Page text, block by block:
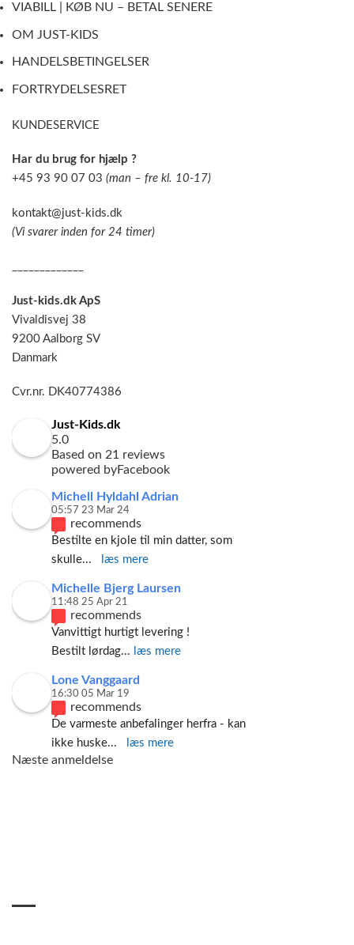
VIABILL | KØB NU – BETAL SENERE
OM JUST-KIDS
HANDELSBETINGELSER
FORTRYDELSESRET
KUNDESERVICE
Har du brug for hjælp ?
+45 93 90 07 03 (man – fre kl. 10-17)
kontakt@just-kids.dk
(Vi svarer inden for 24 timer)
Just-kids.dk ApS
Vivaldisvej 38
9200 Aalborg SV
Danmark
Cvr.nr. DK40774386
Just-Kids.dk
5.0
Based on 21 reviews
powered byFacebook
Michell Hyldahl Adrian
05:57 23 Mar 24
recommends
Bestilte en kjole til min datter, som
skulle... læs mere
Michelle Bjerg Laursen
11:48 25 Apr 21
recommends
Vanvittigt hurtigt levering !
Bestilt lørdag... læs mere
Lone Vanggaard
16:30 05 Mar 19
recommends
De varmeste anbefalinger herfra - kan
ikke huske... læs mere
Næste anmeldelse